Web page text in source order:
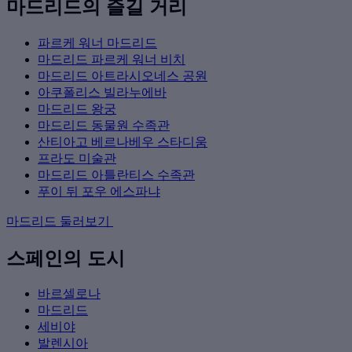
마드리드의 즐길 거리
파르케 워너 마드리드
마드리드 파르케 워너 비치
마드리드 아트라시오네스 공원
아쿠폴리스 빌라누에바
마드리드 왕궁
마드리드 동물원 수족관
산티아고 베르나베우 스타디움
프라도 미술관
마드리드 아틀란티스 수족관
푸이 뒤 포우 에스파냐
마드리드 둘러보기
스페인의 도시
바르셀로나
마드리드
세비야
발렌시아